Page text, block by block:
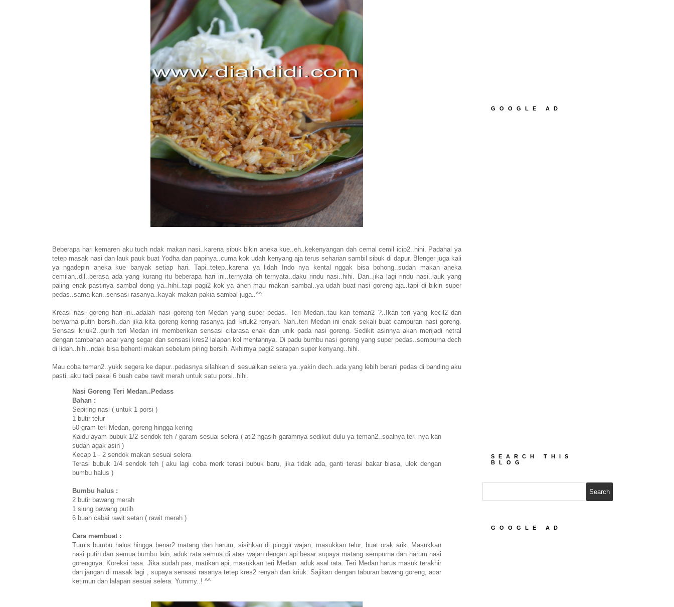
Beberapa hari kemaren aku tuch ndak makan nasi..karena sibuk bikin aneka kue..eh..kekenyangan dah cemal cemil icip2..hihi. Padahal ya
tetep masak nasi dan lauk pauk buat Yodha dan papinya..cuma kok udah kenyang aja terus seharian sambil sibuk di dapur. Blenger juga kali
ya ngadepin aneka kue banyak setiap hari. Tapi..tetep..karena ya lidah Indo nya kental nggak bisa bohong..sudah makan aneka
cemilan..dll..berasa ada yang kurang itu beberapa hari ini..ternyata oh ternyata..daku rindu nasi..hihi. Dan..jika lagi rindu nasi..lauk yang
paling enak pastinya sambal dong ya..hihi..tapi pagi2 kok ya aneh mau makan sambal..ya udah buat nasi goreng aja..tapi di bikin super
pedas..sama kan..sensasi rasanya..kayak makan pakia sambal juga..^^
Kreasi nasi goreng hari ini..adalah nasi goreng teri Medan yang super pedas. Teri Medan..tau kan teman2 ?..Ikan teri yang kecil2 dan
berwarna putih bersih..dan jika kita goreng kering rasanya jadi kriuk2 renyah. Nah..teri Medan ini enak sekali buat campuran nasi goreng.
Sensasi kriuk2..gurih teri Medan ini memberikan sensasi citarasa enak dan unik pada nasi goreng. Sedikit asinnya akan menjadi netral
dengan tambahan acar yang segar dan sensasi kres2 lalapan kol mentahnya. Di padu bumbu nasi goreng yang super pedas..sempurna dech
di lidah..hihi..ndak bisa behenti makan sebelum piring bersih. Akhirnya pagi2 sarapan super kenyang..hihi.
Mau coba teman2..yukk segera ke dapur..pedasnya silahkan di sesuaikan selera ya..yakin dech..ada yang lebih berani pedas di banding aku
pasti..aku tadi pakai 6 buah cabe rawit merah untuk satu porsi..hihi.
Nasi Goreng Teri Medan..Pedass
Bahan :
Sepiring nasi ( untuk 1 porsi )
1 butir telur
50 gram teri Medan, goreng hingga kering
Kaldu ayam bubuk 1/2 sendok teh / garam sesuai selera ( ati2 ngasih garamnya sedikut dulu ya teman2..soalnya teri nya kan
sudah agak asin )
Kecap 1 - 2 sendok makan sesuai selera
Terasi bubuk 1/4 sendok teh ( aku lagi coba merk terasi bubuk baru, jika tidak ada, ganti terasi bakar biasa, ulek dengan
bumbu halus )
Bumbu halus :
2 butir bawang merah
1 siung bawang putih
6 buah cabai rawit setan ( rawit merah )
Cara membuat :
Tumis bumbu halus hingga benar2 matang dan harum, sisihkan di pinggir wajan, masukkan telur, buat orak arik. Masukkan
nasi putih dan semua bumbu lain, aduk rata semua di atas wajan dengan api besar supaya matang sempurna dan harum nasi
gorengnya. Koreksi rasa. Jika sudah pas, matikan api, masukkan teri Medan. aduk asal rata. Teri Medan harus masuk terakhir
dan jangan di masak lagi , supaya sensasi rasanya tetep kres2 renyah dan kriuk. Sajikan dengan taburan bawang goreng, acar
ketimun dan lalapan sesuai selera. Yummy..! ^^
GOOGLE AD
SEARCH THIS
BLOG
GOOGLE AD